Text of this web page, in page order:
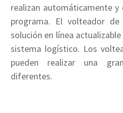
realizan automáticamente
programa. El volteador de
solución en línea
sistema logístico. Los
pueden realizar una
diferentes.